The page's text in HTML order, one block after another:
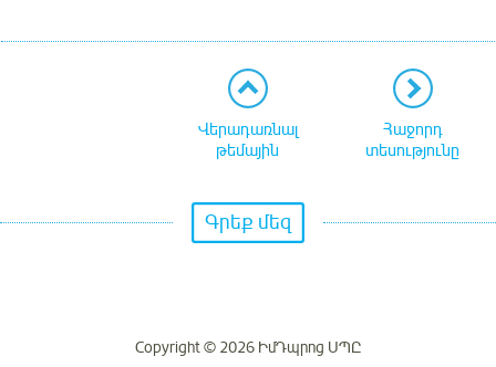
Վերադառնալ
թեմային
Հաջորդ
տեսությունը
Գրեք մեզ
Copyright © 2026 ԻմԴպրոց ՍՊԸ